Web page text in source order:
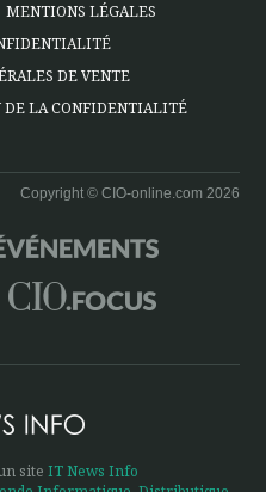
MENTIONS LÉGALES
DE VENTE
DE LA CONFIDENTIALITÉ
Copyright © CIO-online.com 2026
site IT News Info